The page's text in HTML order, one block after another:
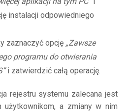
instalacji odpowiedniego
zaznaczyć opcję „Zawsze
programu do otwierania
i zatwierdzić całą operację.
rejestru systemu zalecana jest
użytkownikom, a zmiany w nim